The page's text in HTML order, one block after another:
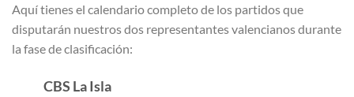
Aquí tienes el calendario completo de los partidos que
disputarán nuestros dos representantes valencianos durante
la fase de clasificación:
CBS La Isla